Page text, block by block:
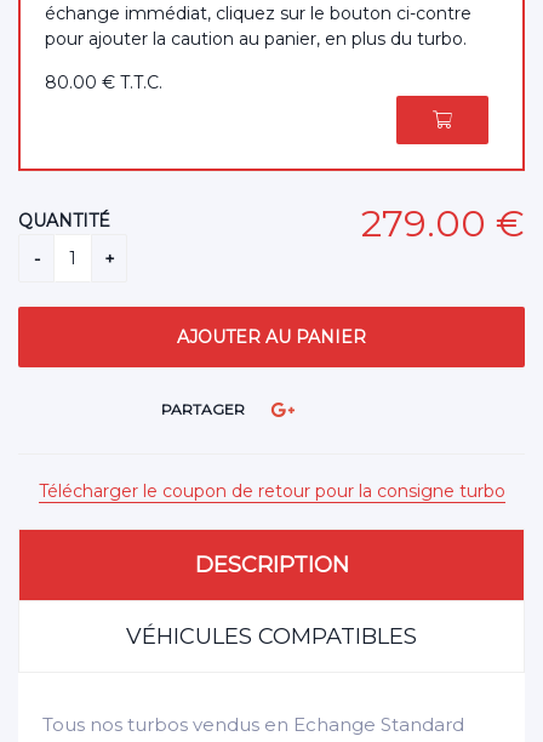
échange immédiat, cliquez sur le bouton ci-contre
pour ajouter la caution au panier, en plus du turbo.
80.00 € T.T.C.
279.00 €
QUANTITÉ
PARTAGER
Télécharger le coupon de retour pour la consigne turbo
DESCRIPTION
VÉHICULES COMPATIBLES
Tous nos turbos vendus en Echange Standard